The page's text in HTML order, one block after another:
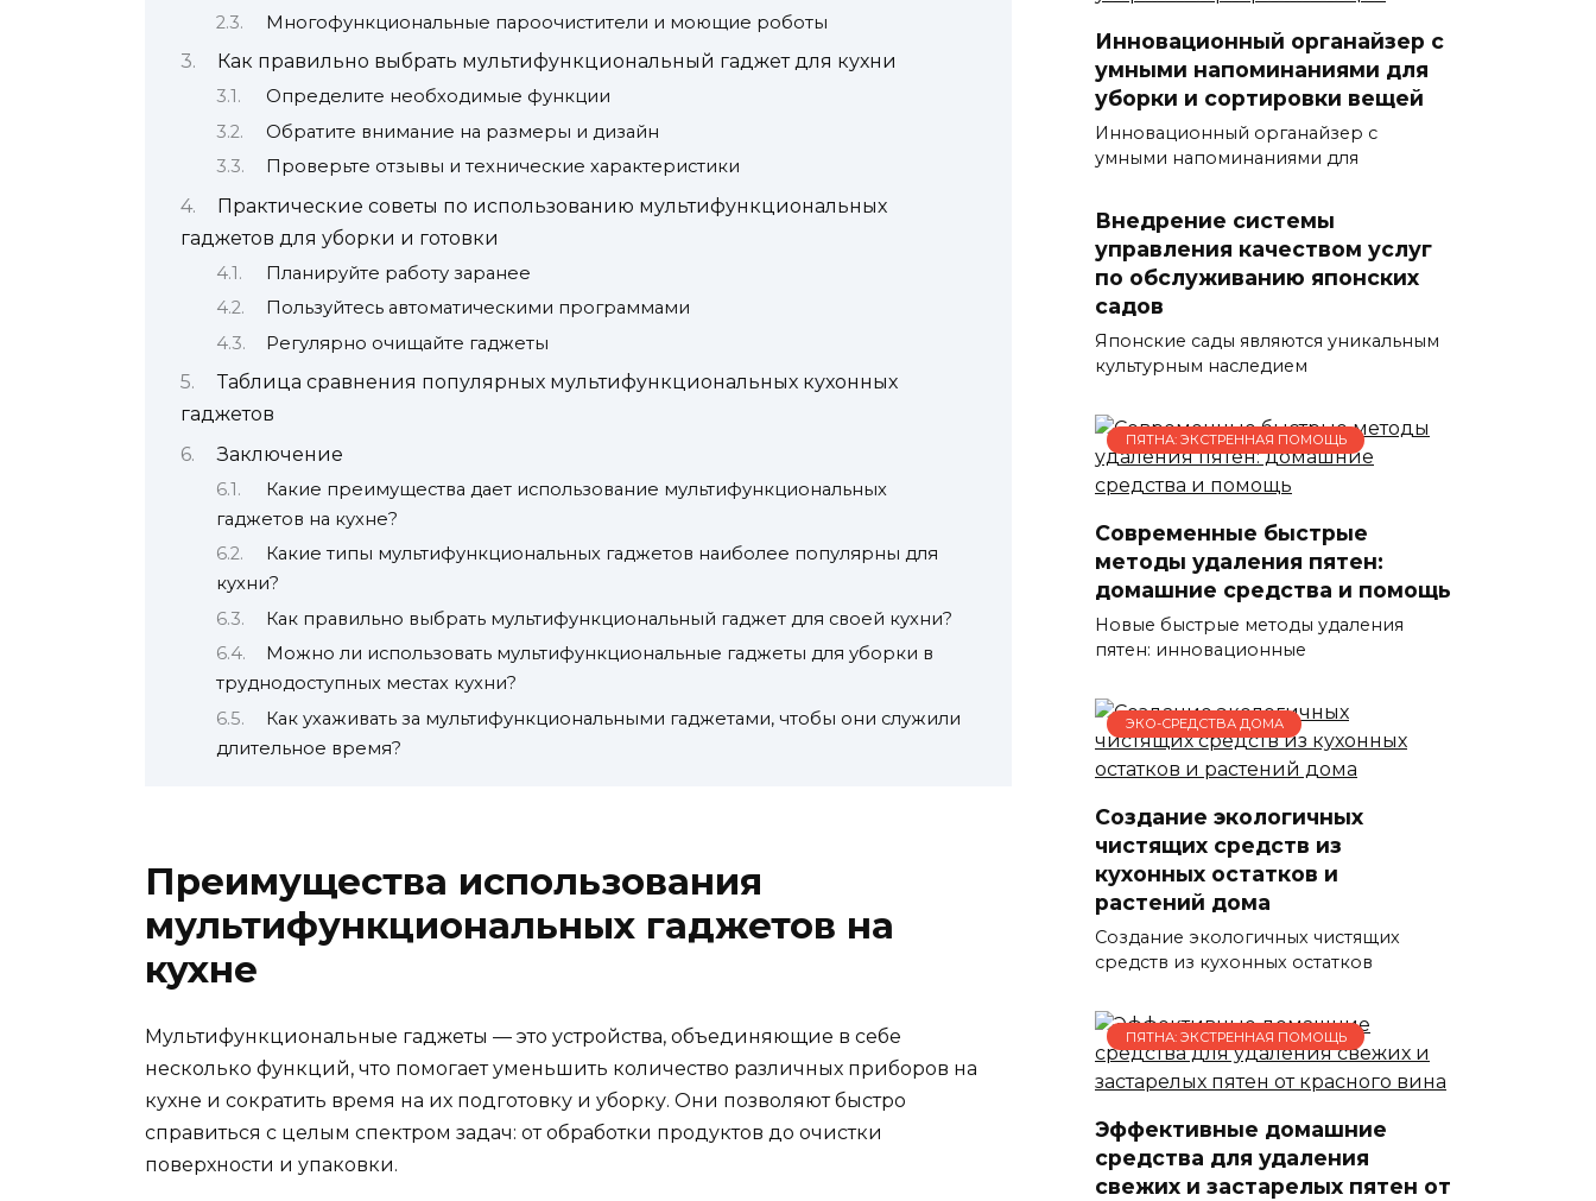
Многофункциональные пароочистители и моющие роботы
Как правильно выбрать мультифункциональный гаджет для кухни
Определите необходимые функции
Обратите внимание на размеры и дизайн
Проверьте отзывы и технические характеристики
Практические советы по использованию мультифункциональных
гаджетов для уборки и готовки
Планируйте работу заранее
Пользуйтесь автоматическими программами
Регулярно очищайте гаджеты
Таблица сравнения популярных мультифункциональных кухонных
гаджетов
Заключение
Какие преимущества дает использование мультифункциональных
гаджетов на кухне?
Какие типы мультифункциональных гаджетов наиболее популярны для
кухни?
Как правильно выбрать мультифункциональный гаджет для своей кухни?
Можно ли использовать мультифункциональные гаджеты для уборки в
труднодоступных местах кухни?
Как ухаживать за мультифункциональными гаджетами, чтобы они служили
длительное время?
Преимущества использования
мультифункциональных гаджетов на
кухне
Мультифункциональные гаджеты — это устройства, объединяющие в себе
несколько функций, что помогает уменьшить количество различных приборов на
кухне и сократить время на их подготовку и уборку. Они позволяют быстро
справиться с целым спектром задач: от обработки продуктов до очистки
поверхности и упаковки.
Инновационный органайзер с
умными напоминаниями для
уборки и сортировки вещей
Инновационный органайзер с
умными напоминаниями для
Внедрение системы
управления качеством услуг
по обслуживанию японских
садов
Японские сады являются уникальным
культурным наследием
ПЯТНА: ЭКСТРЕННАЯ ПОМОЩЬ
Современные быстрые
методы удаления пятен:
домашние средства и помощь
Новые быстрые методы удаления
пятен: инновационные
ЭКО-СРЕДСТВА ДОМА
Создание экологичных
чистящих средств из
кухонных остатков и
растений дома
Создание экологичных чистящих
средств из кухонных остатков
ПЯТНА: ЭКСТРЕННАЯ ПОМОЩЬ
Эффективные домашние
средства для удаления
свежих и застарелых пятен от